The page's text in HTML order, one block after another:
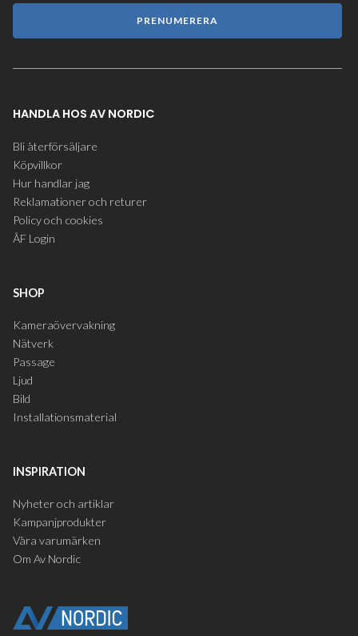
PRENUMERERA
HANDLA HOS AV NORDIC
Bli återförsäljare
Köpvillkor
Hur handlar jag
Reklamationer och returer
Policy och cookies
ÅF Login
SHOP
Kameraövervakning
Nätverk
Passage
Ljud
Bild
Installationsmaterial
INSPIRATION
Nyheter och artiklar
Kampanjprodukter
Våra varumärken
Om Av Nordic